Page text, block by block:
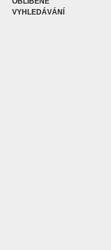
VYHLEDÁVÁNÍ